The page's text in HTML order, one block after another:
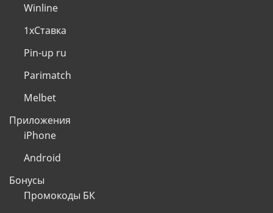
Winline
1хСтавка
Pin-up ru
Parimatch
Melbet
Приложения
iPhone
Android
Бонусы
Промокоды БК